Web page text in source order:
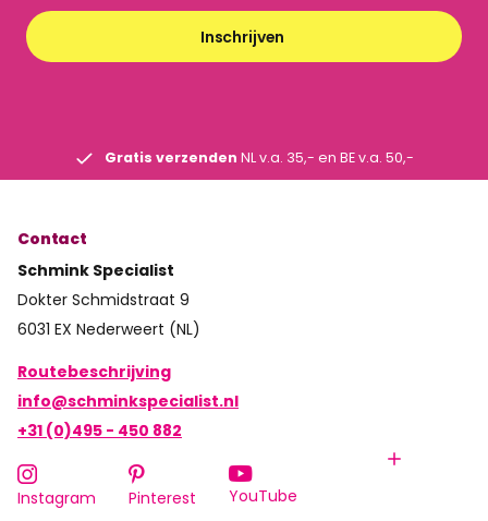
Inschrijven
Gratis verzenden NL v.a. 35,- en BE v.a. 50,-
Contact
Schmink Specialist
Dokter Schmidstraat 9
6031 EX Nederweert (NL)
Routebeschrijving
info@schminkspecialist.nl
+31 (0)495 - 450 882
Instagram Pinterest YouTube